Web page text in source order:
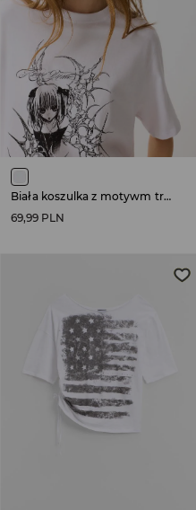
Biała koszulka z motywm tribal
69,99 PLN